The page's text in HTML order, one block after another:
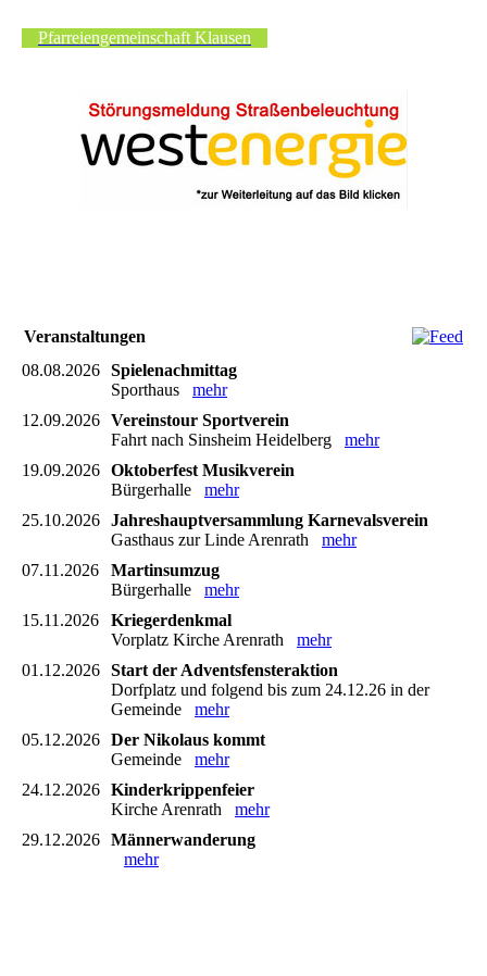
Pfarreiengemeinschaft Klausen
Veranstaltungen
08.08.2026 Spielenachmittag
Sporthaus mehr
12.09.2026 Vereinstour Sportverein
Fahrt nach Sinsheim Heidelberg mehr
19.09.2026 Oktoberfest Musikverein
Bürgerhalle mehr
25.10.2026 Jahreshauptversammlung Karnevalsverein
Gasthaus zur Linde Arenrath mehr
07.11.2026
Martinsumzug
Bürgerhalle mehr
15.11.2026
Kriegerdenkmal
Vorplatz Kirche Arenrath mehr
01.12.2026 Start der Adventsfensteraktion
Dorfplatz und folgend bis zum 24.12.26 in der
Gemeinde mehr
05.12.2026 Der Nikolaus kommt
Gemeinde mehr
24.12.2026 Kinderkrippenfeier
Kirche Arenrath mehr
29.12.2026 Männerwanderung
mehr